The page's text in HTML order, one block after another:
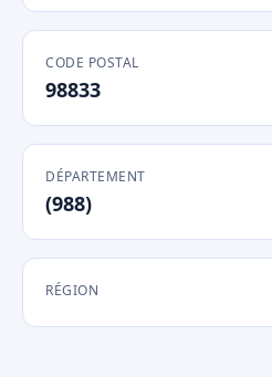
CODE POSTAL
98833
DÉPARTEMENT
(988)
RÉGION